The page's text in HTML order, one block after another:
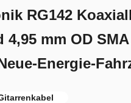
RG142
4,95 mm OD
Energie-